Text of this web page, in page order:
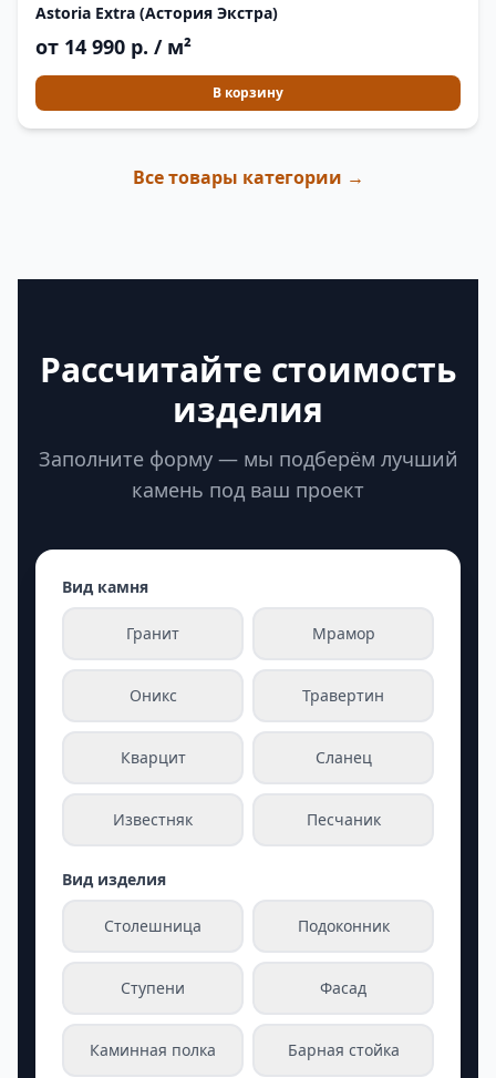
Astoria Extra (Астория Экстра)
от 14 990 р. / м²
В корзину
Все товары категории →
Рассчитайте стоимость
изделия
Заполните форму — мы подберём лучший
камень под ваш проект
Вид камня
Гранит Мрамор
Оникс Травертин
Кварцит Сланец
Известняк Песчаник
Вид изделия
Столешница Подоконник
Ступени Фасад
Каминная полка Барная стойка